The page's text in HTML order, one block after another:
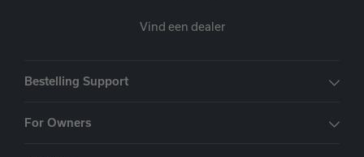
Vind een dealer
Bestelling Support
For Owners